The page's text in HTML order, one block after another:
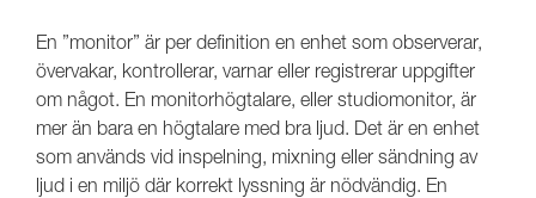
En ”monitor” är per definition en enhet som observerar,
övervakar, kontrollerar, varnar eller registrerar uppgifter
om något. En monitorhögtalare, eller studiomonitor, är
mer än bara en högtalare med bra ljud. Det är en enhet
som används vid inspelning, mixning eller sändning av
ljud i en miljö där korrekt lyssning är nödvändig. En